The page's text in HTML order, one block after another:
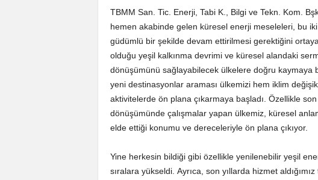
TBMM San. Tic. Enerji, Tabi K., Bilgi ve Tekn. Kom.
hemen akabinde gelen küresel enerji meseleleri, bu
güdümlü bir şekilde devam ettirilmesi gerektiğini
olduğu yeşil kalkınma devrimi ve küresel alandaki
dönüşümünü sağlayabilecek ülkelere doğru kaymaya
yeni destinasyonlar araması ülkemizi hem iklim
aktivitelerde ön plana çıkarmaya başladı. Özellikle
dönüşümünde çalışmalar yapan ülkemiz, küresel
elde ettiği konumu ve dereceleriyle ön plana çıkıyor.
Yine herkesin bildiği gibi özellikle yenilenebilir yeşil
sıralara yükseldi. Ayrıca, son yıllarda hizmet